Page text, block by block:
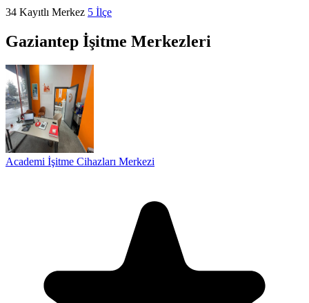
34 Kayıtlı Merkez 5 İlçe
Gaziantep İşitme Merkezleri
Academi İşitme Cihazları Merkezi